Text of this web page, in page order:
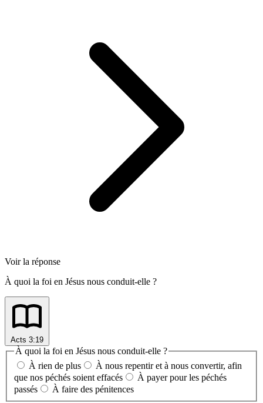
Voir la réponse
À quoi la foi en Jésus nous conduit-elle ?
Acts 3:19
À quoi la foi en Jésus nous conduit-elle ?
À rien de plus
À nous repentir et à nous convertir, afin
que nos péchés soient effacés
À payer pour les péchés
passés
À faire des pénitences